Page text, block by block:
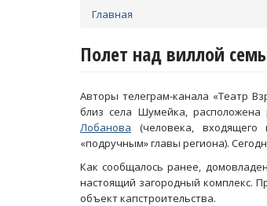
здесь
Главная
Полет над виллой
Авторы телеграм-канала «Театр
близ села Шумейка, расположена
Лобанова (человека,
«подручным» главы региона).
Как сообщалось ранее,
настоящий загородный комплекс.
объект капстроительства.